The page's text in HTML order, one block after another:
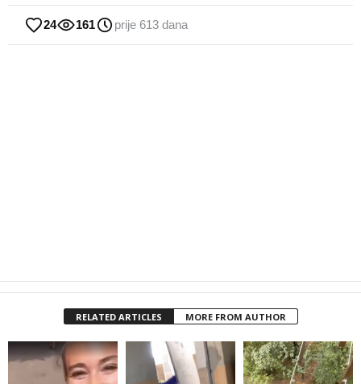
24 161 prije 613 dana
RELATED ARTICLES MORE FROM AUTHOR